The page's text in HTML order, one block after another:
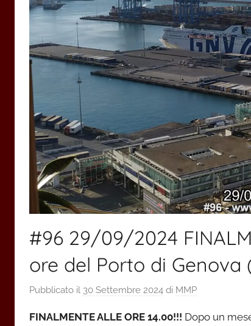
#96 29/09/2024
ore del Porto di Genova
Pubblicato il 30 Settembre 2024 di MMP
FINALMENTE ALLE ORE 14.00!!! Dopo un